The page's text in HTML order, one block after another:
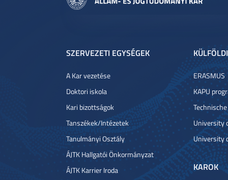
SZERVEZETI EGYSÉGEK
A Kar vezetése
Doktori iskola
Kari bizottságok
Tanszékek/Intézetek
Tanulmányi Osztály
ÁJTK Hallgatói Önkormányzat
ÁJTK Karrier Iroda
ERASMUS
KAPU
University
University
KAROK